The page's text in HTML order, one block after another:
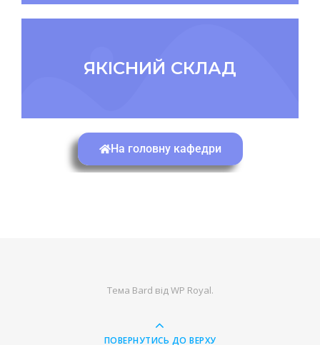
ЯКІСНИЙ СКЛАД
На головну кафедри
Тема Bard відWP Royal.
ПОВЕРНУТИСЬ ДО ВЕРХУ